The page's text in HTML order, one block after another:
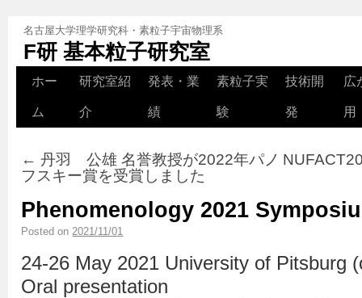
名古屋大学理学研究科・素粒子宇宙物理系
F研 基本粒子研究室
ホー
ム
研究室紹
介
発表・業
績
素粒子実
験
技術開
発
広
用
← 丹羽 公雄 名誉教授が2022年パノ
フスキー賞を受賞しました
Phenomenology 2021
Posted on 2021/11/01
24-26 May 2021 University of Pitsburg
Oral presentation